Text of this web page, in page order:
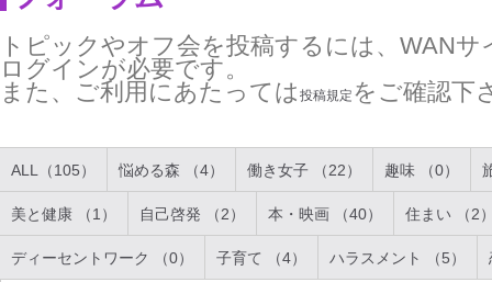
トピックやオフ会を投稿するには、WAN
ログインが必要です。
また、ご利用にあたっては 投稿規定 をご確認下
ALL（105） 悩める森 （4） 働き女子 （22） 趣味 （0）
美と健康 （1） 自己啓発 （2） 本・映画 （40） 住まい （2
ディーセントワーク （0） 子育て （4） ハラスメント （5）